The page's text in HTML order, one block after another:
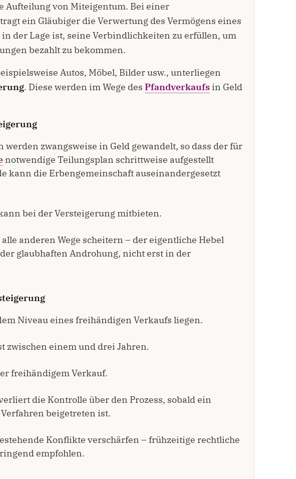
Aufteilung von Miteigentum. Bei einer
ein Gläubiger die Verwertung des Vermögens eines
der Lage ist, seine Verbindlichkeiten zu erfüllen, um
bezahlt zu bekommen.
Autos, Möbel, Bilder usw., unterliegen
. Diese werden im Wege des Pfandverkaufs in Geld
zwangsweise in Geld gewandelt, so dass der für
notwendige Teilungsplan schrittweise aufgestellt
kann die Erbengemeinschaft auseinandergesetzt
bei der Versteigerung mitbieten.
anderen Wege scheitern – der eigentliche Hebel
glaubhaften Androhung, nicht erst in der
Niveau eines freihändigen Verkaufs liegen.
zwischen einem und drei Jahren.
freihändigem Verkauf.
die Kontrolle über den Prozess, sobald ein
beigetreten ist.
Konflikte verschärfen – frühzeitige rechtliche
empfohlen.